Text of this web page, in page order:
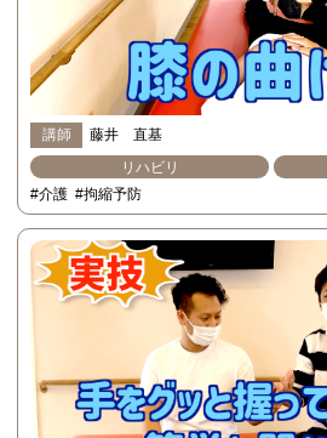
講師
藤井 直基
リハビリ
#介護 #拘縮予防